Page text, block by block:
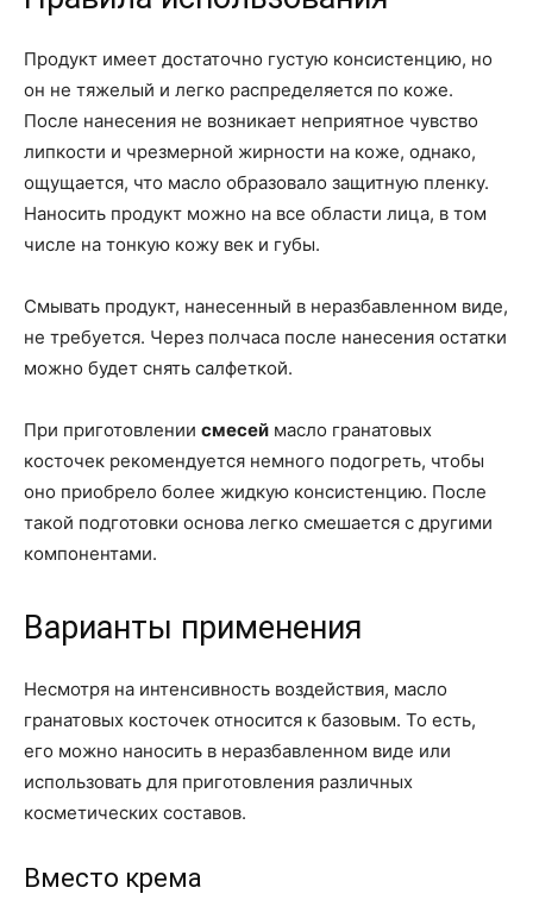
Продукт имеет достаточно густую консистенцию, но
он не тяжелый и легко распределяется по коже.
После нанесения не возникает неприятное чувство
липкости и чрезмерной жирности на коже, однако,
ощущается, что масло образовало защитную пленку.
Наносить продукт можно на все области лица, в том
числе на тонкую кожу век и губы.
Смывать продукт, нанесенный в неразбавленном виде,
не требуется. Через полчаса после нанесения остатки
можно будет снять салфеткой.
При приготовлении смесей масло гранатовых
косточек рекомендуется немного подогреть, чтобы
оно приобрело более жидкую консистенцию. После
такой подготовки основа легко смешается с другими
компонентами.
Варианты применения
Несмотря на интенсивность воздействия, масло
гранатовых косточек относится к базовым. То есть,
его можно наносить в неразбавленном виде или
использовать для приготовления различных
косметических составов.
Вместо крема